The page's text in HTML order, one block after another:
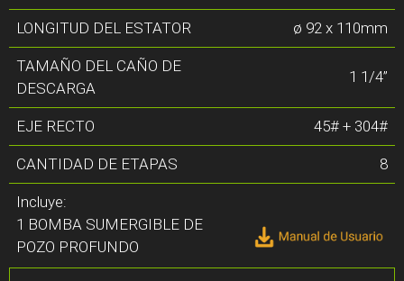
LONGITUD DEL ESTATOR ø 92 x 110mm
TAMAÑO DEL CAÑO DE
DESCARGA
1 1/4”
EJE RECTO 45# + 304#
CANTIDAD DE ETAPAS 8
Incluye:
1 BOMBA SUMERGIBLE DE
POZO PROFUNDO